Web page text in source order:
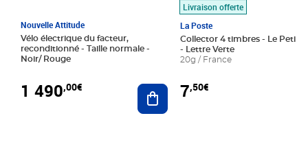
Nouvelle Attitude
Vélo électrique du facteur,
reconditionné - Taille normale -
Noir/ Rouge
1 490,00€ Ajouter au panier
Livraison offerte
La Poste
Collector 4 timbres - Le Petit
- Lettre Verte
20g / France
7,50€